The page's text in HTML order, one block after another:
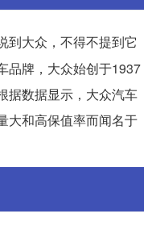
到大众，不得不提到它
品牌，大众始创于1937
据数据显示，大众汽车
大和高保值率而闻名于